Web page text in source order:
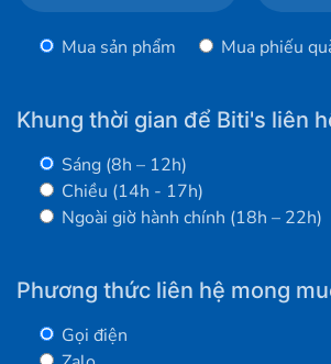
Mua sản phẩm Mua phiếu
Khung thời gian để Biti's liên
Sáng (8h – 12h)
Chiều (14h - 17h)
Ngoài giờ hành chính (18h – 22h)
Phương thức liên hệ mong
Gọi điện